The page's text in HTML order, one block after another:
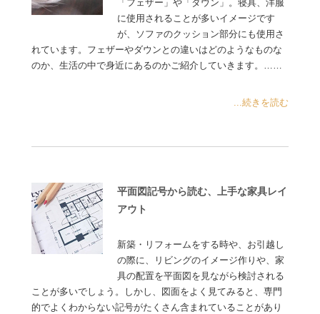
「フェザー」や「ダウン」。寝具、洋服
に使用されることが多いイメージです
が、ソファのクッション部分にも使用さ
れています。フェザーやダウンとの違いはどのようなものな
のか、生活の中で身近にあるのかご紹介していきます。……
...続きを読む
平面図記号から読む、上手な家具レイ
アウト
新築・リフォームをする時や、お引越し
の際に、リビングのイメージ作りや、家
具の配置を平面図を見ながら検討される
ことが多いでしょう。しかし、図面をよく見てみると、専門
的でよくわからない記号がたくさん含まれていることがあり